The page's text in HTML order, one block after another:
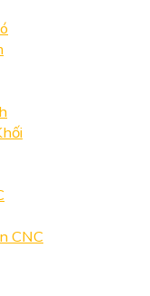
CNC